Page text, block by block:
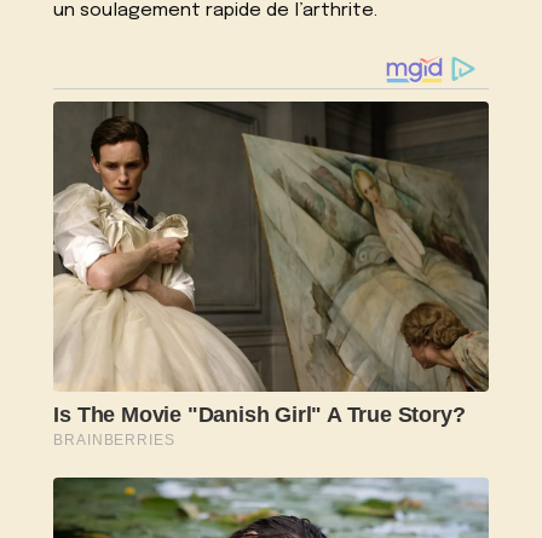
un soulagement rapide de l’arthrite.